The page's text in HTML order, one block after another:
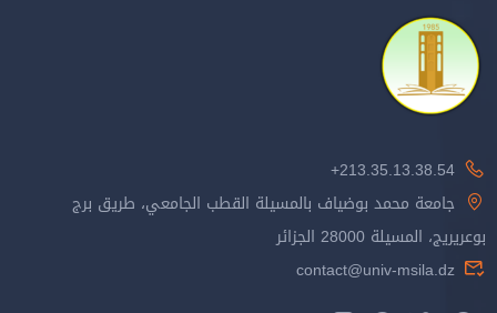
213.35.13.38.54+
جامعة محمد بوضياف بالمسيلة القطب الجامعي، طريق برج
بوعريريج، المسيلة 28000 الجزائر
contact@univ-msila.dz